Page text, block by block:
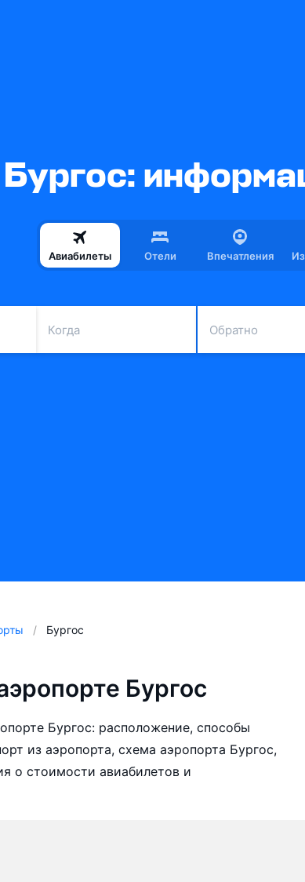
Авиабилеты Отели Впечатления
Когда Обратно
Бургос
Бургос
Бургос: расположение, способы
из аэропорта, схема аэропорта Бургос,
о стоимости авиабилетов и